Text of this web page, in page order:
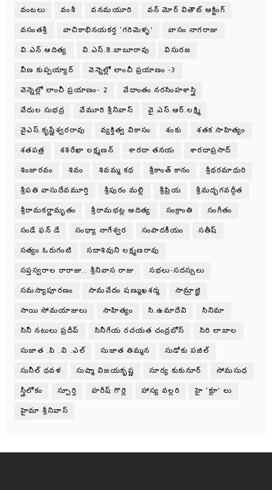
వంటలు వంశీ వనమయూరి వన్ మోర్ వితౌట్ ఆక్టింగ్
వసంతశ్రీ వాచికాభినయకర్త ‘గరిమెళ్ళ’ వాసం నాగరాజు
వి.ఎన్.ఆదిత్య వి.ఎస్.కె.బాబూరావు విసురజ
వీణ కుప్పయ్యార్ వెన్నెల్లో లాంచీ ప్రయాణం -3
వెన్నెల్లో లాంచీ ప్రయాణం- 2 వేదాంతం నరసింహశాస్త్రి
వేదుల సుభద్ర వేమూరి శ్రీనివాస్ వై.ఎస్.ఆర్.లక్ష్మి
వైఎస్.కృష్ణేశ్వరరావు వ్యక్తిత్వ వికాసం శంకు శతక సాహిత్యం
శతపత్ర శశిరేఖా లక్ష్మణన్ శారదా తనయ శారదాప్రసాద్
శింజారవం శివం శివమ్మ కధ శ్రీకాంత్ కానం శ్రీథరమాధురి
శ్రీపతి వాసుదేవమూర్తి శ్రీపురం మల్లి శ్రీప్రియ శ్రీమద్భగవద్గీత
శ్రీరామకర్ణామృతం శ్రీరామభట్ల ఆదిత్య సంక్రాంతి సంగీతం
సండే ఫన్ డే సంధ్యా నాగేశ్వర సంపాదకీయం సతీష్
సత్యం ఓరుగంటి సదాశివుని లక్ష్మణరావు
సప్తస్వరాల రారాజు.. శ్రీనివాస రాజు సభలు-సదస్సులు
సమస్యాపూరణం సామవేదం షణ్ముఖశర్మ సామ్రాజ్ఞి
సాయి సోమయాజులు సాహిత్యం సి.ఉమాదేవి సినిమా
సినీ నటులు ప్రదీప్ సినీగేయ రచయత చంద్రబోస్ సిరి లాబాల
సుజాత .పి .వి .ఎల్ సుజాత తిమ్మన సుడోకు పజిల్
సునీల్ ధవళ సుష్మా విజయకృష్ణ సూర్య కుకునూర్ సోమసుధ
స్త్రీలోకం స్పూర్తి హరీష్ గొర్లె హాస్య వల్లరి హై ‘క్లూ’ లు
హైమా శ్రీనివాస్